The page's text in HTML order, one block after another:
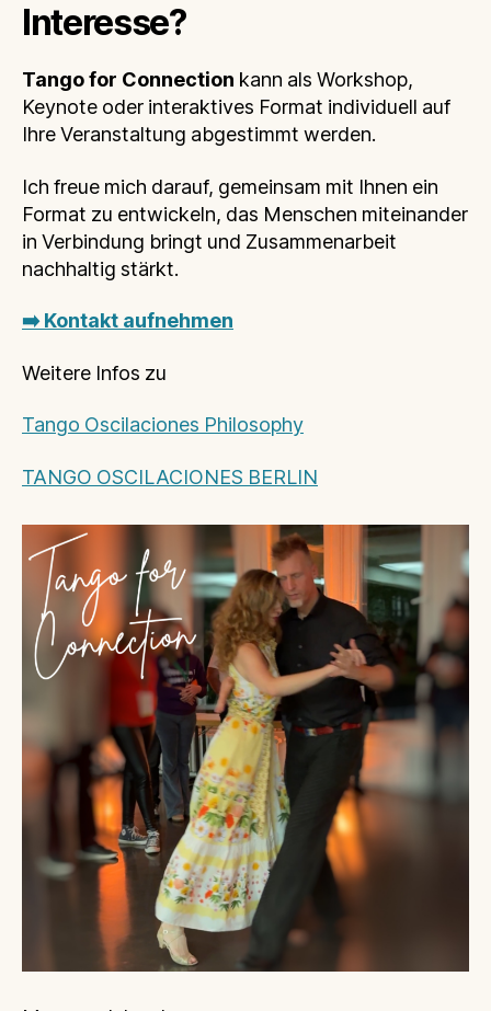
Interesse?
Tango for Connection kann als Workshop,
Keynote oder interaktives Format individuell auf
Ihre Veranstaltung abgestimmt werden.
Ich freue mich darauf, gemeinsam mit Ihnen ein
Format zu entwickeln, das Menschen miteinander
in Verbindung bringt und Zusammenarbeit
nachhaltig stärkt.
➡️ Kontakt aufnehmen
Weitere Infos zu
Tango Oscilaciones Philosophy
TANGO OSCILACIONES BERLIN